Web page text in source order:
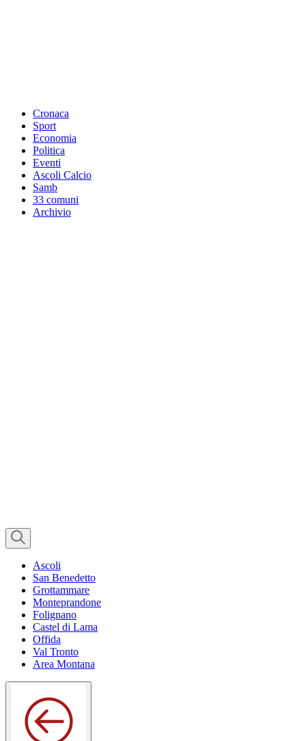
Cronaca
Sport
Economia
Politica
Eventi
Ascoli Calcio
Samb
33 comuni
Archivio
Ascoli
San Benedetto
Grottammare
Monteprandone
Folignano
Castel di Lama
Offida
Val Tronto
Area Montana